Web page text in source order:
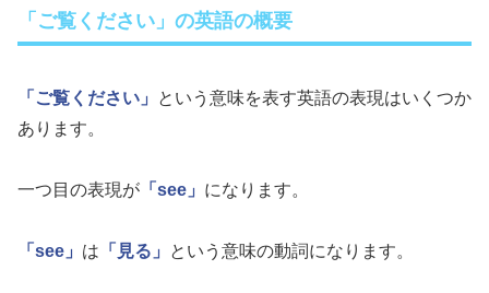
「ご覧ください」の英語の概要
「ご覧ください」
という意味を表す英語の表現はいくつか
あります。
一つ目の表現が 「see」 になります。
「see」 は 「見る」 という意味の動詞になります。